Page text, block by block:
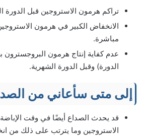
تراكم هرمون الاستروجين قبل الدورة
الانخفاض الكبير في هرمون
مباشرة.
عدم كفاية إنتاج هرمون البروجسترون
الدورة) وقبل الدورة الشهرية.
إلى متى سأعاني من
قد يحدث الصداع أيضًا في وقت
الاستروجين وما يترتب على ذلك من